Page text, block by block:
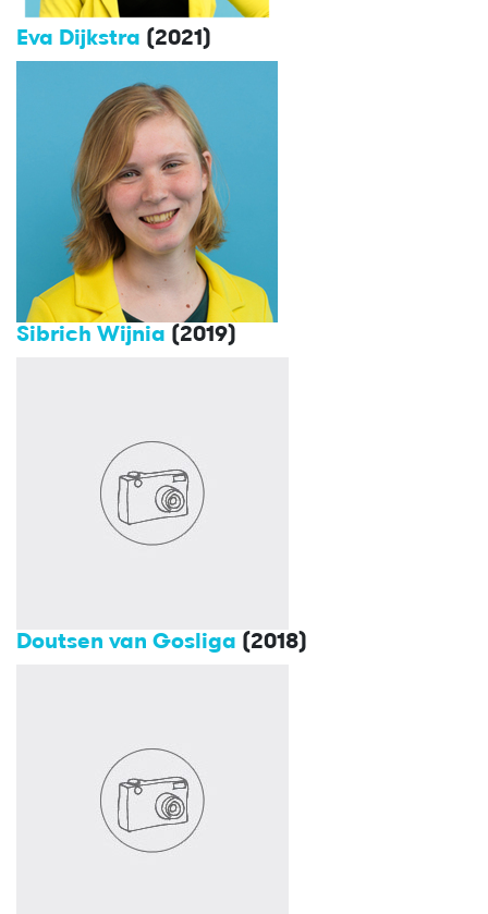
Eva Dijkstra (2021)
Sibrich Wijnia (2019)
Doutsen van Gosliga (2018)